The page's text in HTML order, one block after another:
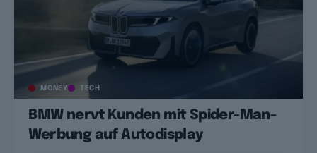
MONEY TECH
BMW nervt Kunden mit Spider-Man-
Werbung auf Autodisplay